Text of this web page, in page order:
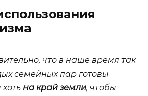
что в наше время так
семейных пар готовы
на край земли, чтобы